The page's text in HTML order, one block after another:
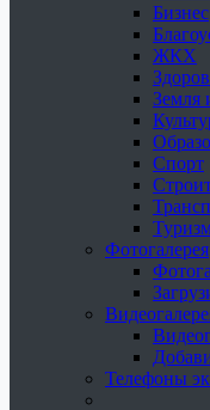
Бизнес
ЖКХ
Земля
Спорт
Фотогалерея
Телефоны